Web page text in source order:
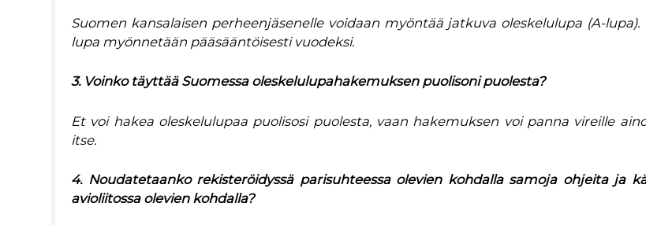
Suomen kansalaisen perheenjäsenelle voidaan myöntää jatkuva oleskelulupa (A-
lupa myönnetään pääsääntöisesti vuodeksi.
3. Voinko täyttää Suomessa oleskelulupahakemuksen puolisoni puolesta?
Et voi hakea oleskelulupaa puolisosi puolesta, vaan hakemuksen voi panna vireille
itse.
4. Noudatetaanko rekisteröidyssä parisuhteessa olevien kohdalla samoja ohjeita ja
avioliitossa olevien kohdalla?